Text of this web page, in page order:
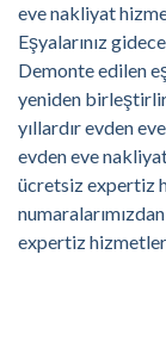
eve nakliyat
Eşyalarınız
Demonte edilen
yeniden
yıllardır evden
evden eve
ücretsiz expertiz
expertiz